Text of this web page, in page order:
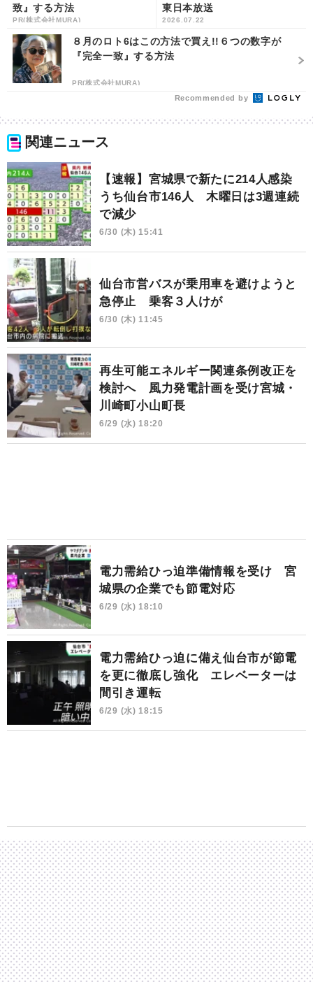
致』する方法
PR(株式会社MURA)
東日本放送
2026.07.22
８月のロト6はこの方法で買え!!６つの数字が
『完全一致』する方法
PR(株式会社MURA)
Recommended by
関連ニュース
【速報】宮城県で新たに214人感染
うち仙台市146人 木曜日は3週連続
で減少
6/30 (木) 15:41
仙台市営バスが乗用車を避けようと
急停止 乗客３人けが
6/30 (木) 11:45
再生可能エネルギー関連条例改正を
検討へ 風力発電計画を受け宮城・
川崎町小山町長
6/29 (水) 18:20
電力需給ひっ迫準備情報を受け 宮
城県の企業でも節電対応
6/29 (水) 18:10
電力需給ひっ迫に備え仙台市が節電
を更に徹底し強化 エレベーターは
間引き運転
6/29 (水) 18:15